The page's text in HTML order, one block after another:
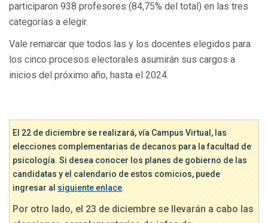
participaron 938 profesores (84,75% del total) en las tres
categorías a elegir.
Vale remarcar que todos las y los docentes elegidos para
los cinco procesos electorales asumirán sus cargos a
inicios del próximo año, hasta el 2024.
El 22 de diciembre se realizará, vía Campus Virtual, las
elecciones complementarias de decanos para la facultad de
psicología. Si desea conocer los planes de gobierno de las
candidatas y el calendario de estos comicios, puede
ingresar alsiguiente enlace.
Por otro lado, el 23 de diciembre se llevarán a cabo las